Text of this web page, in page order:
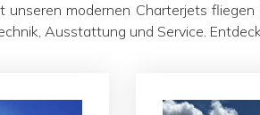
modernen Charterjets
Ausstattung und Service.